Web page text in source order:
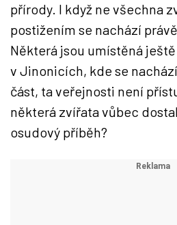
přírody. I když ne všechna
postižením se nachází
Některá jsou umístěná
v Jinonicích, kde se
část, ta veřejnosti není
některá zvířata vůbec
osudový příběh?